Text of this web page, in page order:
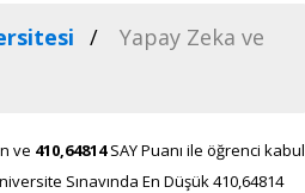
Yapay Zeka ve
ve 410,64814SAY Puanı ile öğrenci kabul
Sınavında En Düşük 410,64814